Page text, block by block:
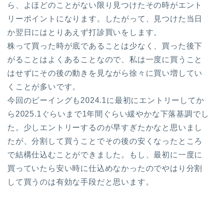
ら、よほどのことがない限り見つけたその時がエント
リーポイントになります。したがって、見つけた当日
か翌日にはとりあえず打診買いをします。
株って買った時が底であることは少なく、買った後下
がることはよくあることなので、私は一度に買うこと
はせずにその後の動きを見ながら徐々に買い増してい
くことが多いです。
今回のビーイングも2024.1に最初にエントリーしてか
ら2025.1ぐらいまで1年間ぐらい緩やかな下落基調でし
た。少しエントリーするのが早すぎたかなと思いまし
たが、分割して買うことでその後の安くなったところ
で結構仕込むことができました。もし、最初に一度に
買っていたら安い時に仕込めなかったのでやはり分割
して買うのは有効な手段だと思います。